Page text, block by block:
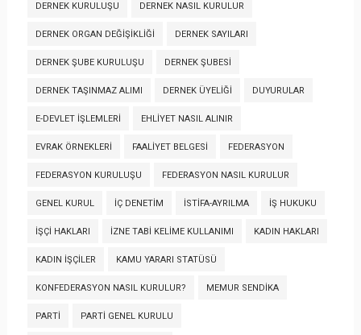
DERNEK KURULUŞU DERNEK NASIL KURULUR
DERNEK ORGAN DEĞIŞIKLIĞI DERNEK SAYILARI
DERNEK ŞUBE KURULUŞU DERNEK ŞUBESI
DERNEK TAŞINMAZ ALIMI DERNEK ÜYELIĞI DUYURULAR
E-DEVLET İŞLEMLERI EHLIYET NASIL ALINIR
EVRAK ÖRNEKLERI FAALIYET BELGESI FEDERASYON
FEDERASYON KURULUŞU FEDERASYON NASIL KURULUR
GENEL KURUL İÇ DENETIM İSTIFA-AYRILMA İŞ HUKUKU
İŞÇI HAKLARI İZNE TABI KELIME KULLANIMI KADIN HAKLARI
KADIN İŞÇILER KAMU YARARI STATÜSÜ
KONFEDERASYON NASIL KURULUR? MEMUR SENDIKA
PARTI PARTI GENEL KURULU